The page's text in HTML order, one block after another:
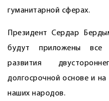
гуманитарной сферах.
Президент Сердар
будут приложены все
развития
долгосрочной основе и
наших народов.